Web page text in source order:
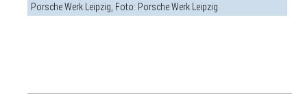
Porsche Werk Leipzig, Foto: Porsche Werk Leipzig